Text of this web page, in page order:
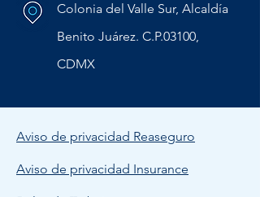
Colonia del Valle Sur, Alcaldía
Benito Juárez. C.P.03100,
CDMX
Aviso de privacidad Reaseguro
Aviso de privacidad Insurance